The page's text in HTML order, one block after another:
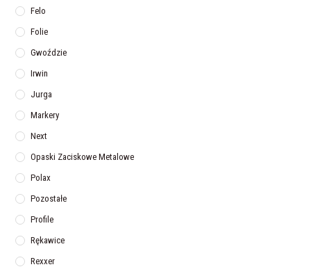
Felo
Folie
Gwoździe
Irwin
Jurga
Markery
Next
Opaski Zaciskowe Metalowe
Polax
Pozostałe
Profile
Rękawice
Rexxer